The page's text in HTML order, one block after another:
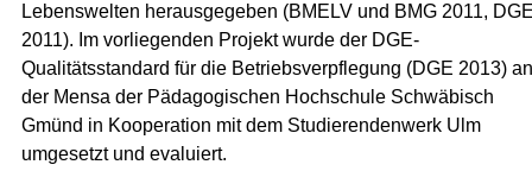
Lebenswelten herausgegeben (BMELV und BMG 2011,
2011). Im vorliegenden Projekt wurde der DGE-
Qualitätsstandard für die Betriebsverpflegung (DGE 2013) an
der Mensa der Pädagogischen Hochschule Schwäbisch
Gmünd in Kooperation mit dem Studierendenwerk Ulm
umgesetzt und evaluiert.